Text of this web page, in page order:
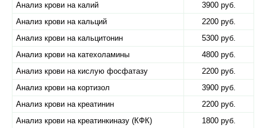
Анализ крови на калий
3900 руб.
Анализ крови на кальций
2200 руб.
Анализ крови на кальцитонин
5300 руб.
Анализ крови на катехоламины
4800 руб.
Анализ крови на кислую фосфатазу
2200 руб.
Анализ крови на кортизол
3900 руб.
Анализ крови на креатинин
2200 руб.
Анализ крови на креатинкиназу (КФК)
1800 руб.